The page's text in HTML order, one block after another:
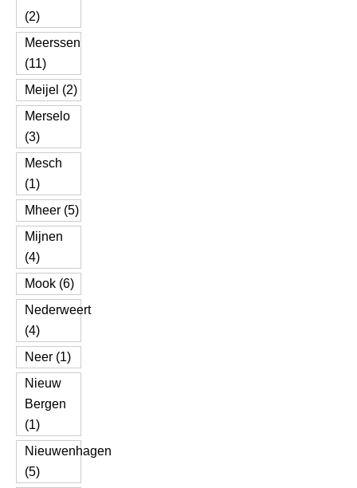
(2)
Meerssen
(11)
Meijel (2)
Merselo
(3)
Mesch
(1)
Mheer (5)
Mijnen
(4)
Mook (6)
Nederweert
(4)
Neer (1)
Nieuw
Bergen
(1)
Nieuwenhagen
(5)